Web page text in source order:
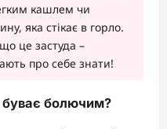
кашлем чи
яка стікає в горло.
це застуда –
про себе знати!
буває болючим?